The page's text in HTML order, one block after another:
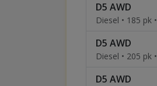
D5 AWD
Diesel • 185 pk
D5 AWD
Diesel • 205 pk
D5 AWD